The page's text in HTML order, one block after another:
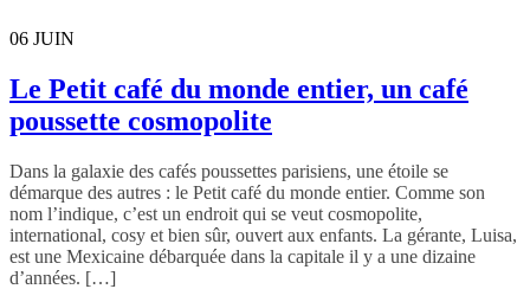
06 JUIN
Le Petit café du monde entier, un café
poussette cosmopolite
Dans la galaxie des cafés poussettes parisiens, une étoile se
démarque des autres : le Petit café du monde entier. Comme son
nom l’indique, c’est un endroit qui se veut cosmopolite,
international, cosy et bien sûr, ouvert aux enfants. La gérante, Luisa,
est une Mexicaine débarquée dans la capitale il y a une dizaine
d’années. […]